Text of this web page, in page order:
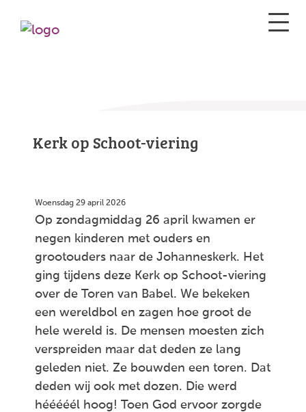
Kerk op Schoot-viering
Woensdag 29 april 2026
Op zondagmiddag 26 april kwamen er
negen kinderen met ouders en
grootouders naar de Johanneskerk. Het
ging tijdens deze Kerk op Schoot-viering
over de Toren van Babel. We bekeken
een wereldbol en zagen hoe groot de
hele wereld is. De mensen moesten zich
verspreiden maar dat deden ze lang
geleden niet. Ze bouwden een toren. Dat
deden wij ook met dozen. Die werd
hééééél hoog! Toen God ervoor zorgde